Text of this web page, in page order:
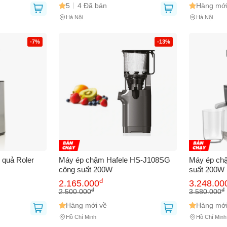
5 4 Đã bán
Hà Nội
Hàng
Hà Nội
-7%
Roler
-13%
Máy ép chậm Hafele HS-J108SG
công suất 200W
2.165.000đ
2.500.000đ
Hàng mới về
Hồ Chí Minh
Máy ép
suất 200W
3.580.000đ
Hàng
Hồ Chí Minh